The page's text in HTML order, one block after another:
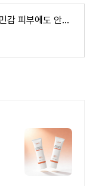
무기자차 선크림 효능 : 민감 피부에도 안심, 유기자차와의 차이